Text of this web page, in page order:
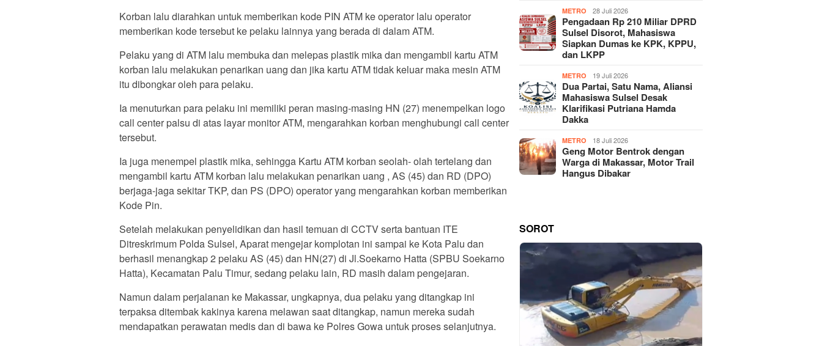
Korban lalu diarahkan untuk memberikan kode PIN ATM ke operator lalu operator
memberikan kode tersebut ke pelaku lainnya yang berada di dalam ATM.
Pelaku yang di ATM lalu membuka dan melepas plastik mika dan mengambil kartu ATM
korban lalu melakukan penarikan uang dan jika kartu ATM tidak keluar maka mesin ATM
itu dibongkar oleh para pelaku.
Ia menuturkan para pelaku ini memiliki peran masing-masing HN (27) menempelkan logo
call center palsu di atas layar monitor ATM, mengarahkan korban menghubungi call center
tersebut.
Ia juga menempel plastik mika, sehingga Kartu ATM korban seolah- olah tertelang dan
mengambil kartu ATM korban lalu melakukan penarikan uang , AS (45) dan RD (DPO)
berjaga-jaga sekitar TKP, dan PS (DPO) operator yang mengarahkan korban memberikan
Kode Pin.
Setelah melakukan penyelidikan dan hasil temuan di CCTV serta bantuan ITE
Ditreskrimum Polda Sulsel, Aparat mengejar komplotan ini sampai ke Kota Palu dan
berhasil menangkap 2 pelaku AS (45) dan HN(27) di Jl.Soekarno Hatta (SPBU Soekarno
Hatta), Kecamatan Palu Timur, sedang pelaku lain, RD masih dalam pengejaran.
Namun dalam perjalanan ke Makassar, ungkapnya, dua pelaku yang ditangkap ini
terpaksa ditembak kakinya karena melawan saat ditangkap, namun mereka sudah
mendapatkan perawatan medis dan di bawa ke Polres Gowa untuk proses selanjutnya.
METRO 28 Juli 2026
Pengadaan Rp 210 Miliar DPRD
Sulsel Disorot, Mahasiswa
Siapkan Dumas ke KPK, KPPU,
dan LKPP
METRO 19 Juli 2026
Dua Partai, Satu Nama, Aliansi
Mahasiswa Sulsel Desak
Klarifikasi Putriana Hamda
Dakka
METRO 18 Juli 2026
Geng Motor Bentrok dengan
Warga di Makassar, Motor Trail
Hangus Dibakar
SOROT